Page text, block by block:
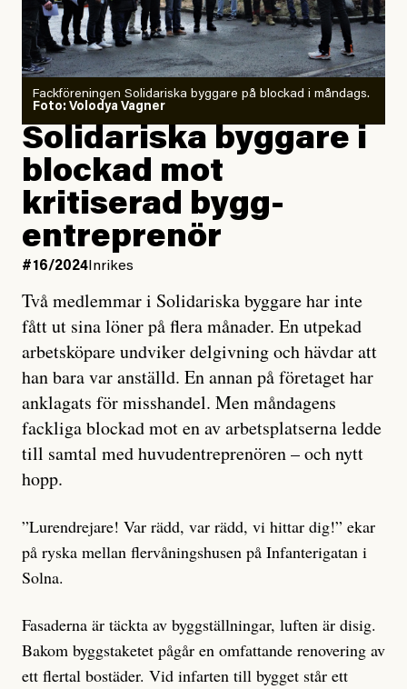
Fackföreningen Solidariska byggare på blockad i måndags.
Foto: Volodya Vagner
Solidariska byggare i
blockad mot
kritiserad bygg­
entreprenör
#16/2024 Inrikes
Två medlemmar i Solidariska byggare har inte
fått ut sina löner på flera månader. En utpekad
arbetsköpare undviker delgivning och hävdar att
han bara var anställd. En annan på företaget har
anklagats för misshandel. Men måndagens
fackliga blockad mot en av arbetsplatserna ledde
till samtal med huvudentreprenören – och nytt
hopp.
”Lurendrejare! Var rädd, var rädd, vi hittar dig!” ekar
på ryska mellan flervåningshusen på Infanterigatan i
Solna.
Fasaderna är täckta av byggställningar, luften är disig.
Bakom byggstaketet pågår en omfattande renovering av
ett flertal bostäder. Vid infarten till bygget står ett